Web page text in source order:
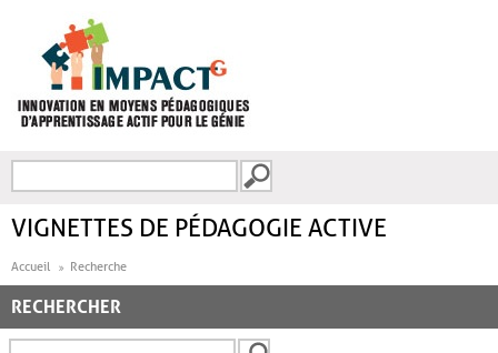
FORMULAIRE DE
VIGNETTES DE PÉDAGOGIE ACTIVE
Accueil Recherche
RECHERCHER